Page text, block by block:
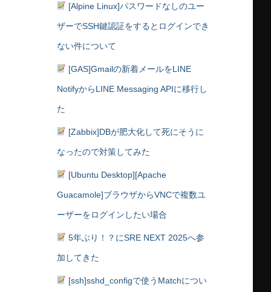
[Alpine Linux]パスワードなしのユー
ザーでSSH鍵認証をするとログインでき
ない件について
[GAS]Gmailの新着メールをLINE
NotifyからLINE Messaging APIに移行し
た
[Zabbix]DBが肥大化して死にそうに
なったので対策してみた
[Ubuntu Desktop][Apache
Guacamole]ブラウザからVNCで複数ユ
ーザーをログインしたい場合
5年ぶり！？にSRE NEXT 2025へ参
加してきた
[ssh]sshd_configで使うMatchについ